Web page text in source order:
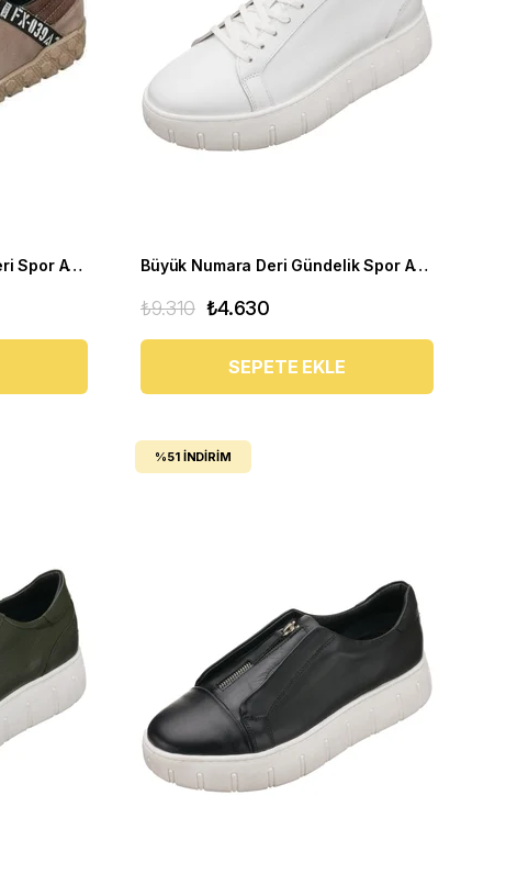
Büyük Numara Gündelik Deri Spor Ayakkabı - YMR141 Antrasit Büyük Numara Deri Gündelik Spor Ayakkabı - CK141 Beyaz
₺4.630
₺9.310
SEPETE EKLE
%51 İNDIRIM